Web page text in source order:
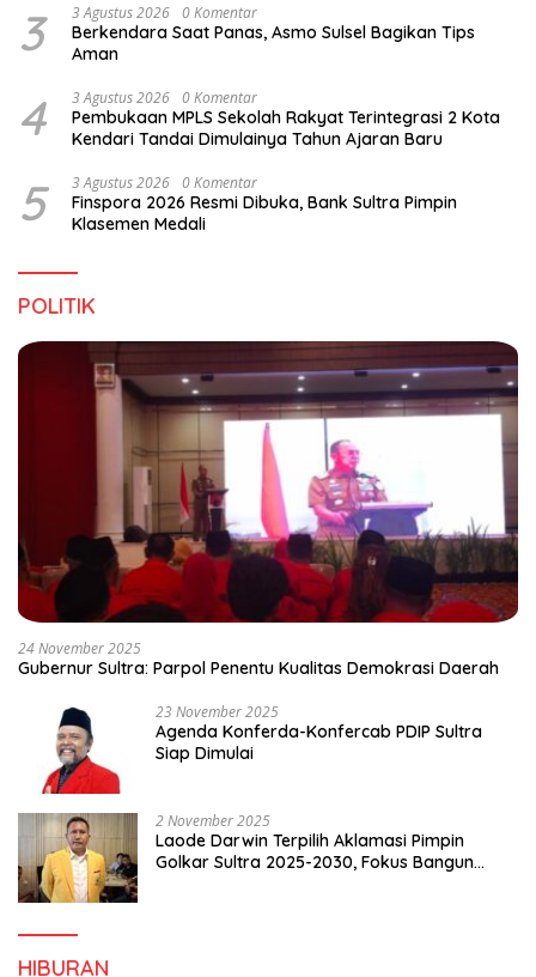
3 3 Agustus 2026 0 Komentar
Berkendara Saat Panas, Asmo Sulsel Bagikan Tips
Aman
4 3 Agustus 2026 0 Komentar
Pembukaan MPLS Sekolah Rakyat Terintegrasi 2 Kota
Kendari Tandai Dimulainya Tahun Ajaran Baru
5 3 Agustus 2026 0 Komentar
Finspora 2026 Resmi Dibuka, Bank Sultra Pimpin
Klasemen Medali
POLITIK
24 November 2025
Gubernur Sultra: Parpol Penentu Kualitas Demokrasi Daerah
23 November 2025
Agenda Konferda-Konfercab PDIP Sultra
Siap Dimulai
2 November 2025
Laode Darwin Terpilih Aklamasi Pimpin
Golkar Sultra 2025-2030, Fokus Bangun
HIBURAN